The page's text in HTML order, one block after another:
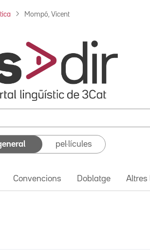
Mompó, Vicent
pel·lícules
Convencions Doblatge Altres